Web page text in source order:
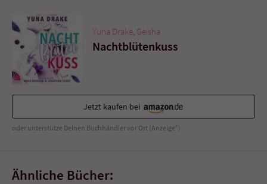
Yuna Drake Geisha
Nachtblütenkuss
Jetzt kaufen bei
oder unterstütze Deinen Buchhändler vor Ort (Anzeige*)
Ähnliche Bücher:
Name fe_typo_user
Anbieter
Laufzeit
Dieses Cookie gewährleistet die
Kommunikation der Webseite mit dem